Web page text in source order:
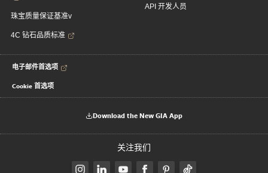
珠宝质量保证基准v
4C 钻石品质标准
API 开发人员
电子邮件首选项
Cookie 首选项
Download the New GIA App
关注我们